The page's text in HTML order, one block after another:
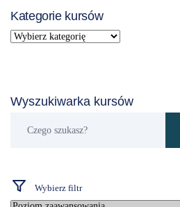
Kategorie kursów
Wyszukiwarka kursów
szukasz?
Wybierz filtr